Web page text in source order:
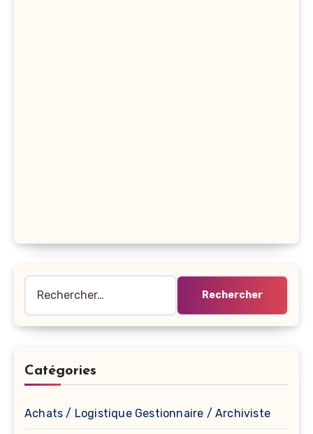
Catégories
Achats / Logistique Gestionnaire / Archiviste